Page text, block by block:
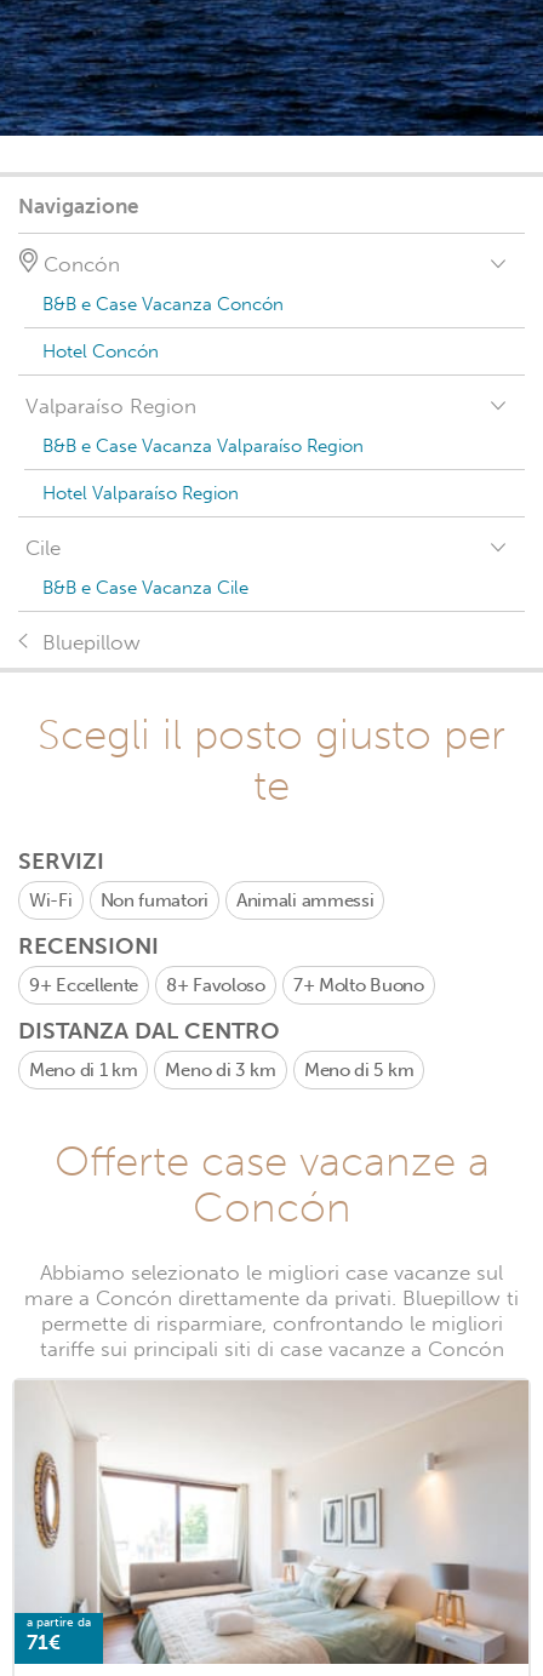
Navigazione
Concón
B&B e Case Vacanza Concón
Hotel Concón
Valparaíso Region
B&B e Case Vacanza Valparaíso Region
Hotel Valparaíso Region
Cile
B&B e Case Vacanza Cile
Bluepillow
Scegli il posto giusto per
te
SERVIZI
Wi-Fi Non fumatori Animali ammessi
RECENSIONI
9+ Eccellente 8+ Favoloso 7+ Molto Buono
DISTANZA DAL CENTRO
Meno di 1 km Meno di 3 km Meno di 5 km
Offerte case vacanze a
Concón
Abbiamo selezionato le migliori case vacanze sul
mare a Concón direttamente da privati. Bluepillow ti
permette di risparmiare, confrontando le migliori
tariffe sui principali siti di case vacanze a Concón
a partire da
71€